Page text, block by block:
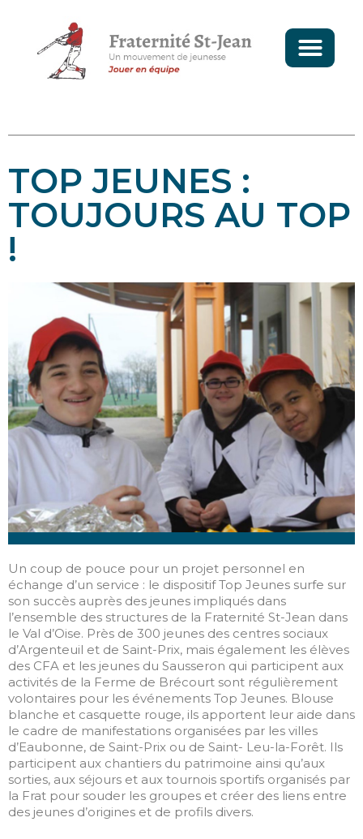
LA SOCIÉTÉ MERLAUD
AU DIAPASON DE
L’ALTERNANCE
CHEZ COVELEC, LE
COURANT PASSE BIEN
AVEC L’APPRENTISSAGE
Fête de la Jeunesse 2025
La Fraternité St-Jean
vous invite à la Fête de la
Jeunesse
février 2026
mai 2025
mai 2024
janvier 2024
juin 2022
novembre 2019
juillet 2019
juin 2019
mai 2019
TOP JEUNES :
TOUJOURS AU TOP
!
Un coup de pouce pour un projet personnel en
échange d’un service : le dispositif Top Jeunes surfe sur
son succès auprès des jeunes impliqués dans
l’ensemble des structures de la Fraternité St-Jean dans
le Val d’Oise. Près de 300 jeunes des centres sociaux
d’Argenteuil et de Saint-Prix, mais également les élèves
des CFA et les jeunes du Sausseron qui participent aux
activités de la Ferme de Brécourt sont régulièrement
volontaires pour les événements Top Jeunes. Blouse
blanche et casquette rouge, ils apportent leur aide dans
le cadre de manifestations organisées par les villes
d’Eaubonne, de Saint-Prix ou de Saint- Leu-la-Forêt. Ils
participent aux chantiers du patrimoine ainsi qu’aux
sorties, aux séjours et aux tournois sportifs organisés par
la Frat pour souder les groupes et créer des liens entre
des jeunes d’origines et de profils divers.